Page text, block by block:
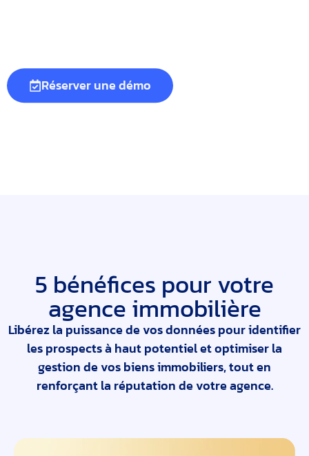
Réserver une démo
5 bénéfices pour votre
agence immobilière
Libérez la puissance de vos données pour identifier
les prospects à haut potentiel et optimiser la
gestion de vos biens immobiliers, tout en
renforçant la réputation de votre agence.